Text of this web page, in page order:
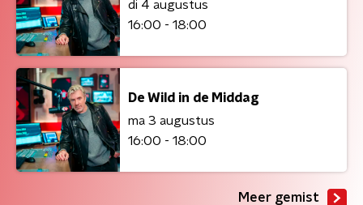
di 4 augustus
16:00 - 18:00
De Wild in de Middag
ma 3 augustus
16:00 - 18:00
Meer gemist